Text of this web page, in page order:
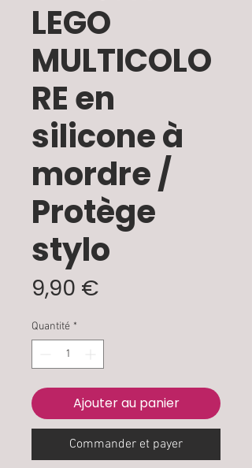
LEGO
MULTICOLO
RE en
silicone à
mordre /
Protège
stylo
9,90 €
Quantité *
Ajouter au panier
Commander et payer